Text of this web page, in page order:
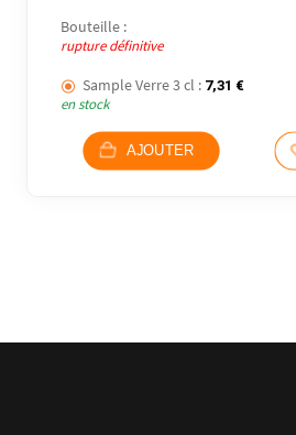
Bouteille :
rupture définitive
Sample Verre 3 cl : 7,31 €
en stock
AJOUTER